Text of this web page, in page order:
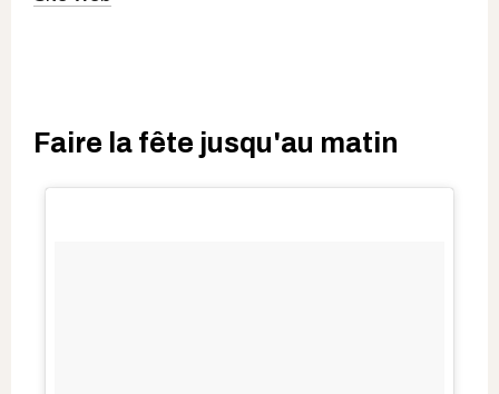
Faire la fête jusqu'au matin